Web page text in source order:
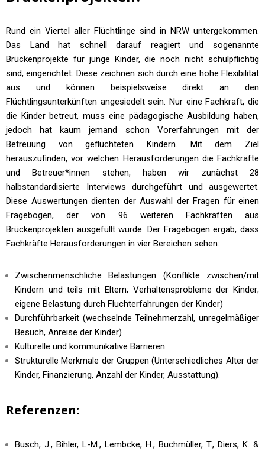
Rund ein Viertel aller Flüchtlinge sind in NRW untergekommen.
Das Land hat schnell darauf reagiert und sogenannte
Brückenprojekte für junge Kinder, die noch nicht schulpflichtig
sind, eingerichtet. Diese zeichnen sich durch eine hohe Flexibilität
aus und können beispielsweise direkt an den
Flüchtlingsunterkünften angesiedelt sein. Nur eine Fachkraft, die
die Kinder betreut, muss eine pädagogische Ausbildung haben,
jedoch hat kaum jemand schon Vorerfahrungen mit der
Betreuung von geflüchteten Kindern. Mit dem Ziel
herauszufinden, vor welchen Herausforderungen die Fachkräfte
und Betreuer*innen stehen, haben wir zunächst 28
halbstandardisierte Interviews durchgeführt und ausgewertet.
Diese Auswertungen dienten der Auswahl der Fragen für einen
Fragebogen, der von 96 weiteren Fachkräften aus
Brückenprojekten ausgefüllt wurde. Der Fragebogen ergab, dass
Fachkräfte Herausforderungen in vier Bereichen sehen:
Zwischenmenschliche Belastungen (Konflikte zwischen/mit
Kindern und teils mit Eltern; Verhaltensprobleme der Kinder;
eigene Belastung durch Fluchterfahrungen der Kinder)
Durchführbarkeit (wechselnde Teilnehmerzahl, unregelmäßiger
Besuch, Anreise der Kinder)
Kulturelle und kommunikative Barrieren
Strukturelle Merkmale der Gruppen (Unterschiedliches Alter der
Kinder, Finanzierung, Anzahl der Kinder, Ausstattung).
Referenzen:
Busch, J., Bihler, L-M., Lembcke, H., Buchmüller, T., Diers, K. &